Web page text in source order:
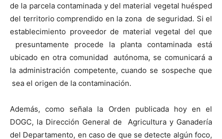
de la parcela contaminada y del material vegetal huésped
del territorio comprendido en la zona de seguridad. Si el
establecimiento proveedor de material vegetal del que
presuntamente procede la planta contaminada está
ubicado en otra comunidad autónoma, se comunicará a
la administración competente, cuando se sospeche que
sea el origen de la contaminación.
Además, como señala la Orden publicada hoy en el
DOGC, la Dirección General de Agricultura y Ganadería
del Departamento, en caso de que se detecte algún foco,